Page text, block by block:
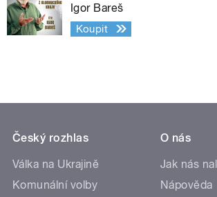
Igor Bareš
Koupit
Český rozhlas
Válka na Ukrajině
Komunální volby
O nás
Jak nás
Nápověda